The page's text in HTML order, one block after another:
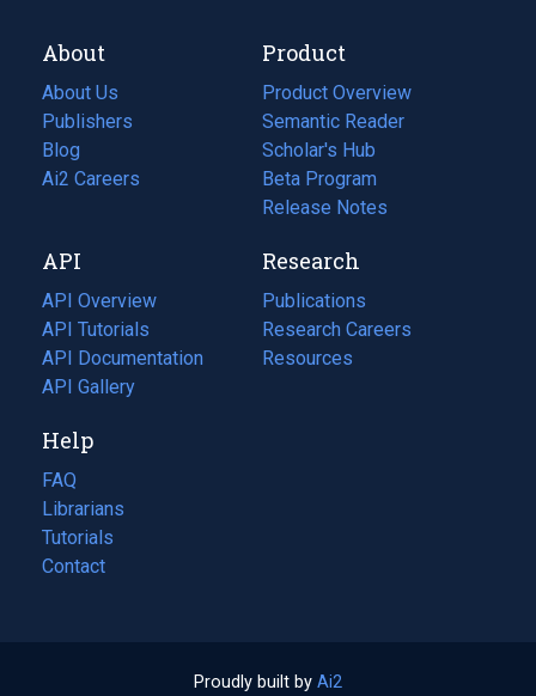
About
About Us
Publishers
Blog
(opens
in
tab)
Ai2 Careers
(opens
new
tab)
Product
Product Overview
Semantic Reader
Scholar's Hub
Beta Program
Release Notes
API
API Overview
API Tutorials
API Documentation
(opens
in
new
tab)
API Gallery
Research
Publications
(opens
in
a
Research Careers
(opens
in
Resources
(opens
Help
FAQ
Librarians
Tutorials
Contact
Proudly built by Ai2